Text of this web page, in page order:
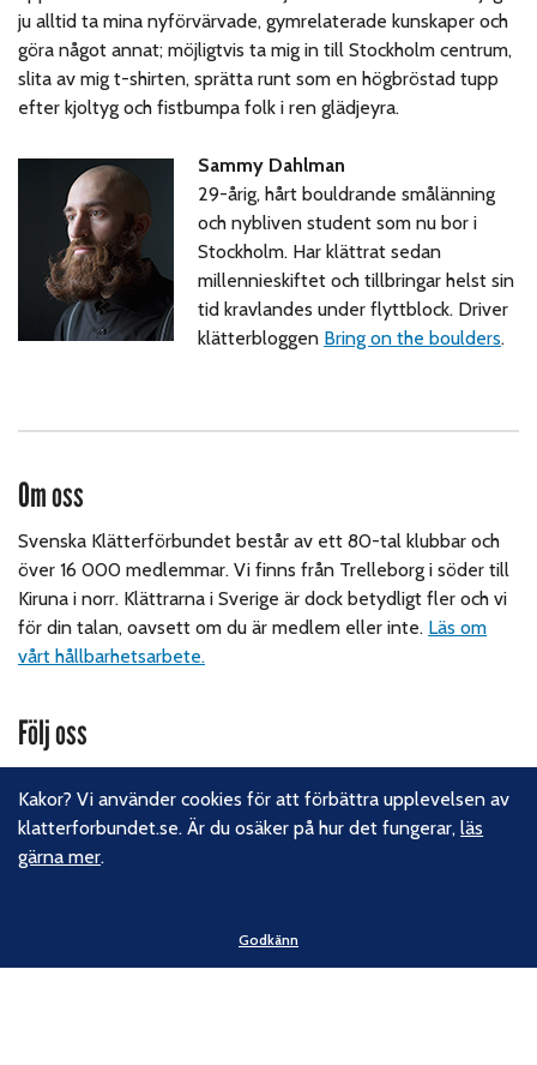
ju alltid ta mina nyförvärvade, gymrelaterade kunskaper och
göra något annat; möjligtvis ta mig in till Stockholm centrum,
slita av mig t-shirten, sprätta runt som en högbröstad tupp
efter kjoltyg och fistbumpa folk i ren glädjeyra.
Sammy Dahlman
29-årig, hårt bouldrande smålänning
och nybliven student som nu bor i
Stockholm. Har klättrat sedan
millennieskiftet och tillbringar helst sin
tid kravlandes under flyttblock. Driver
klätterbloggen Bring on the boulders.
Om oss
Svenska Klätterförbundet består av ett 80-tal klubbar och
över 16 000 medlemmar. Vi finns från Trelleborg i söder till
Kiruna i norr. Klättrarna i Sverige är dock betydligt fler och vi
för din talan, oavsett om du är medlem eller inte. Läs om
vårt hållbarhetsarbete.
Följ oss
Instagram
Linkedin
Nyhetsbrev
Kakor? Vi använder cookies för att förbättra upplevelsen av
klatterforbundet.se. Är du osäker på hur det fungerar,läs
gärna mer.
Godkänn